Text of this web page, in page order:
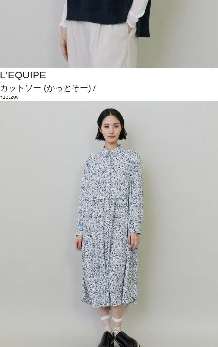
L'EQUIPE
カットソー (かっとそー) /
¥13,200